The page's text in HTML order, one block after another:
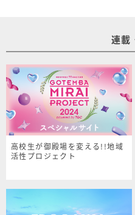
連載
高校生が御殿場を変える!!地域
活性プロジェクト